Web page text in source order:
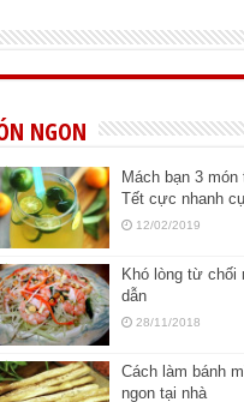
NGON
Mách bạn 3
Tết cực nhanh
12/02/2019
Khó lòng từ chối
dẫn
28/11/2018
Cách làm bánh
ngon tại nhà